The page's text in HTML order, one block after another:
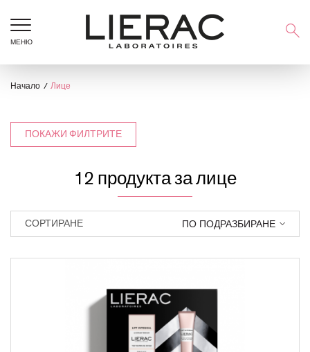
МЕНЮ
Начало Лице
ПОКАЖИ ФИЛТРИТЕ
12 продукта за лице
СОРТИРАНЕ ПО ПОДРАЗБИРАНЕ